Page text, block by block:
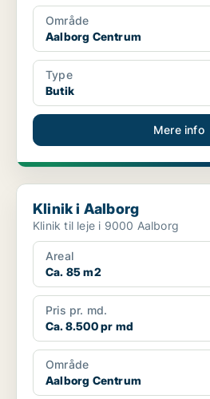
Område
Aalborg Centrum
Type
Butik
Mere info
Klinik i Aalborg
Klinik i Aalborg
Klinik til leje i 9000 Aalborg
Areal
Ca. 85 m2
Pris pr. md.
Ca. 8.500 pr md
Område
Aalborg Centrum